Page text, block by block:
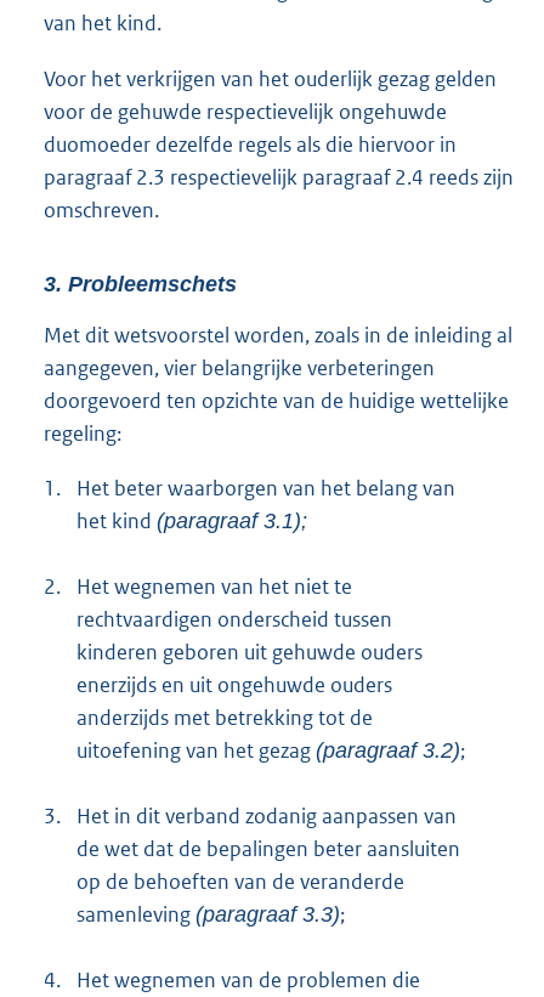
van het kind.
Voor het verkrijgen van het ouderlijk gezag gelden
voor de gehuwde respectievelijk ongehuwde
duomoeder dezelfde regels als die hiervoor in
paragraaf 2.3 respectievelijk paragraaf 2.4 reeds zijn
omschreven.
3. Probleemschets
Met dit wetsvoorstel worden, zoals in de inleiding al
aangegeven, vier belangrijke verbeteringen
doorgevoerd ten opzichte van de huidige wettelijke
regeling:
1.
Het beter waarborgen van het belang van
het kind (paragraaf 3.1);
2.
Het wegnemen van het niet te
rechtvaardigen onderscheid tussen
kinderen geboren uit gehuwde ouders
enerzijds en uit ongehuwde ouders
anderzijds met betrekking tot de
uitoefening van het gezag (paragraaf 3.2);
3.
Het in dit verband zodanig aanpassen van
de wet dat de bepalingen beter aansluiten
op de behoeften van de veranderde
samenleving (paragraaf 3.3);
4.
Het wegnemen van de problemen die